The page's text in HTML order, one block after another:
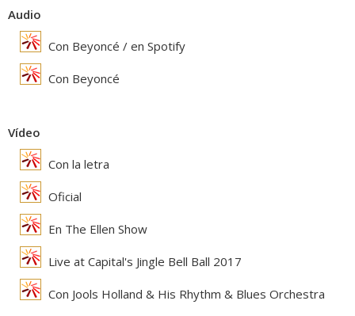
Audio
Con Beyoncé / en Spotify
Con Beyoncé
Vídeo
Con la letra
Oficial
En The Ellen Show
Live at Capital's Jingle Bell Ball 2017
Con Jools Holland & His Rhythm & Blues Orchestra